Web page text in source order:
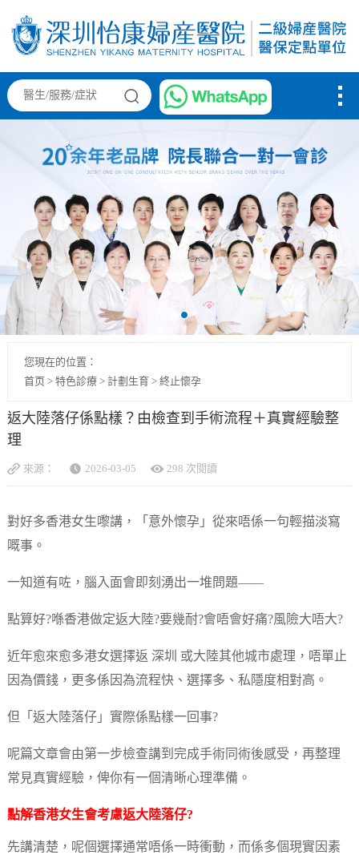
您現在的位置：
首页 > 特色診療> 計劃生育> 終止懷孕
返大陸落仔係點樣？由檢查到手術流程＋真實經驗整
理
來源： 2026-03-05 298 次閱讀
對好多香港女生嚟講，「意外懷孕」從來唔係一句輕描淡寫
嘅事。
一知道有咗，腦入面會即刻湧出一堆問題——
點算好?喺香港做定返大陸?要幾耐?會唔會好痛?風險大唔大?
近年愈來愈多港女選擇返 深圳 或大陸其他城市處理，唔單止
因為價錢，更多係因為流程快、選擇多、私隱度相對高。
但「返大陸落仔」實際係點樣一回事?
呢篇文章會由第一步檢查講到完成手術同術後感受，再整理
常見真實經驗，俾你有一個清晰心理準備。
點解香港女生會考慮返大陸落仔?
先講清楚，呢個選擇通常唔係一時衝動，而係多個現實因素